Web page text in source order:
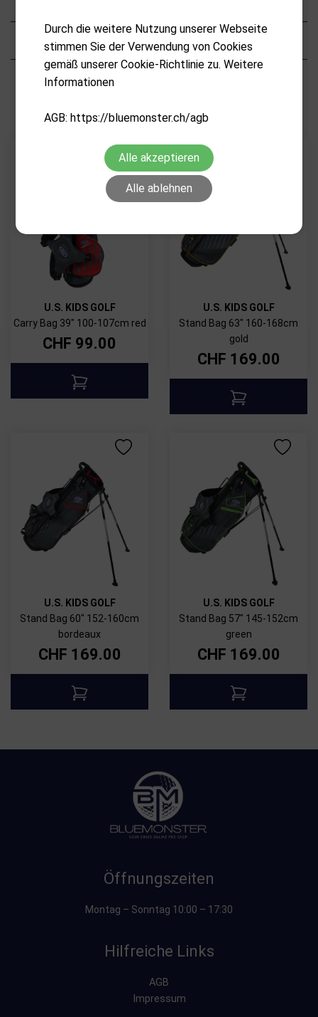
Eigenschaften
VERWANDTE PRODUKTE
U.S. KIDS GOLF
Carry Bag 39" 100-107cm red
CHF 99.00
U.S. KIDS GOLF
Stand Bag 63" 160-168cm
gold
CHF 169.00
U.S. KIDS GOLF
Stand Bag 60" 152-160cm
bordeaux
CHF 169.00
U.S. KIDS GOLF
Stand Bag 57" 145-152cm
green
CHF 169.00
Öffnungszeiten
Montag – Sonntag 10:00 – 17:30
Hilfreiche Links
AGB
Impressum
Durch die weitere Nutzung unserer Webseite
stimmen Sie der Verwendung von Cookies
gemäß unserer Cookie-Richtlinie zu. Weitere
Informationen
AGB: https://bluemonster.ch/agb
Alle akzeptieren
Alle ablehnen